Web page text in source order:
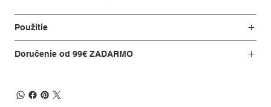
Použitie
Doručenie od 99€ ZADARMO